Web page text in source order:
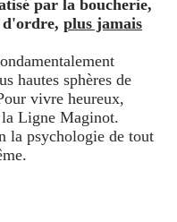
par la boucherie,
d'ordre, plus jamais
hautes sphères de
vivre heureux,
la Ligne Maginot.
la psychologie de tout